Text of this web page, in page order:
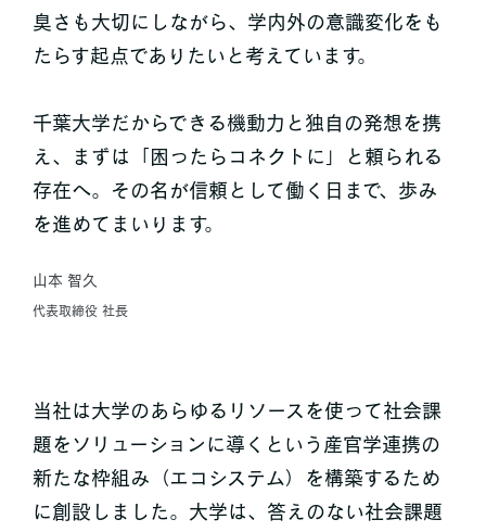
臭さも大切にしながら、学内外の意識変化をも
たらす起点でありたいと考えています。
千葉大学だからできる機動力と独自の発想を携
え、まずは「困ったらコネクトに」と頼られる
存在へ。その名が信頼として働く日まで、歩み
を進めてまいります。
山本 智久
代表取締役 社長
当社は大学のあらゆるリソースを使って社会課
題をソリューションに導くという産官学連携の
新たな枠組み（エコシステム）を構築するため
に創設しました。大学は、答えのない社会課題